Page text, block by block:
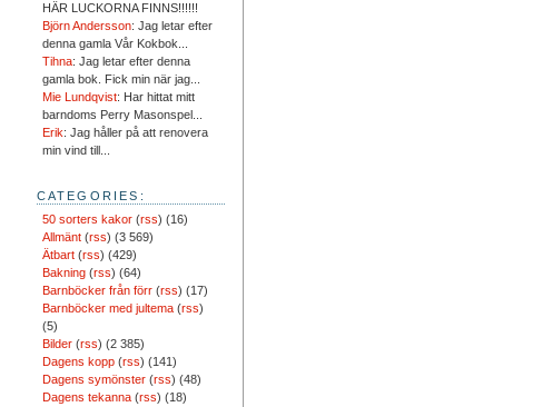
HÄR LUCKORNA FINNS!!!!!!
Björn Andersson: Jag letar efter
denna gamla Vår Kokbok...
Tihna: Jag letar efter denna
gamla bok. Fick min när jag...
Mie Lundqvist: Har hittat mitt
barndoms Perry Masonspel...
Erik: Jag håller på att renovera
min vind till...
CATEGORIES:
50 sorters kakor(rss) (16)
Allmänt(rss) (3 569)
Ätbart(rss) (429)
Bakning(rss) (64)
Barnböcker från förr(rss) (17)
Barnböcker med jultema(rss)
(5)
Bilder(rss) (2 385)
Dagens kopp(rss) (141)
Dagens symönster(rss) (48)
Dagens tekanna(rss) (18)